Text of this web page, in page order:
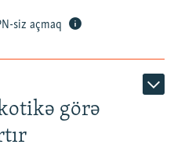
siz açmaq
görə